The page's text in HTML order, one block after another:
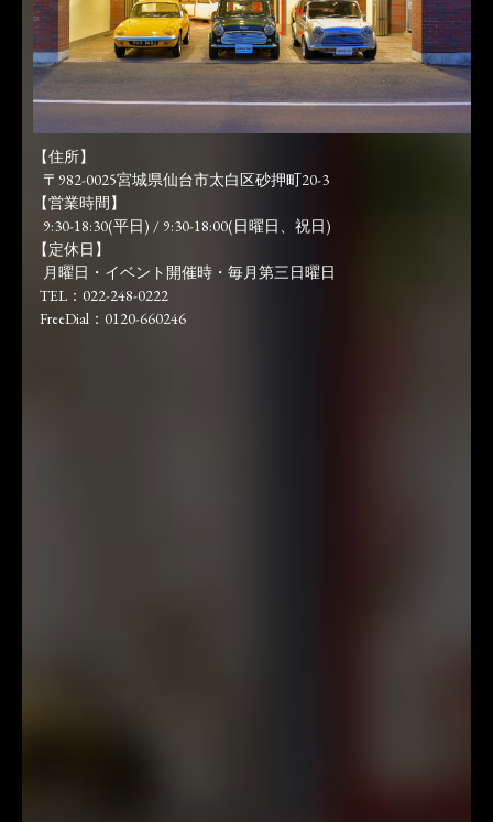
【住所】
〒982-0025宮城県仙台市太白区砂押町20-3
【営業時間】
9:30-18:30(平日) / 9:30-18:00(日曜日、祝日)
【定休日】
月曜日・イベント開催時・毎月第三日曜日
TEL：022-248-0222
FreeDial：0120-660246